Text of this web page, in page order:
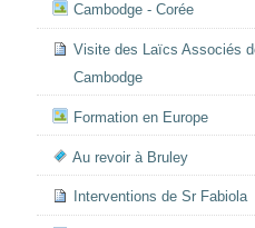
Cambodge - Corée
Visite des Laïcs Associés
Cambodge
Formation en Europe
Au revoir à Bruley
Interventions de Sr Fabiola